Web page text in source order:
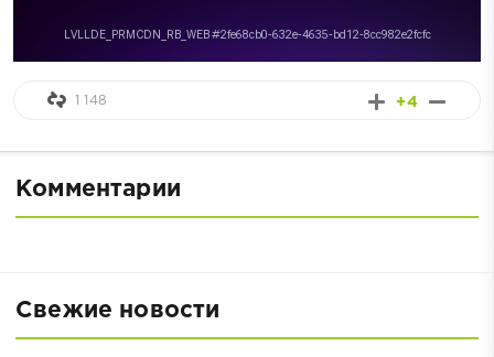
+4
1 148
Комментарии
Свежие новости